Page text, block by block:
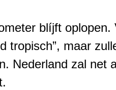
blíjft
tropisch”, maar
Nederland zal net